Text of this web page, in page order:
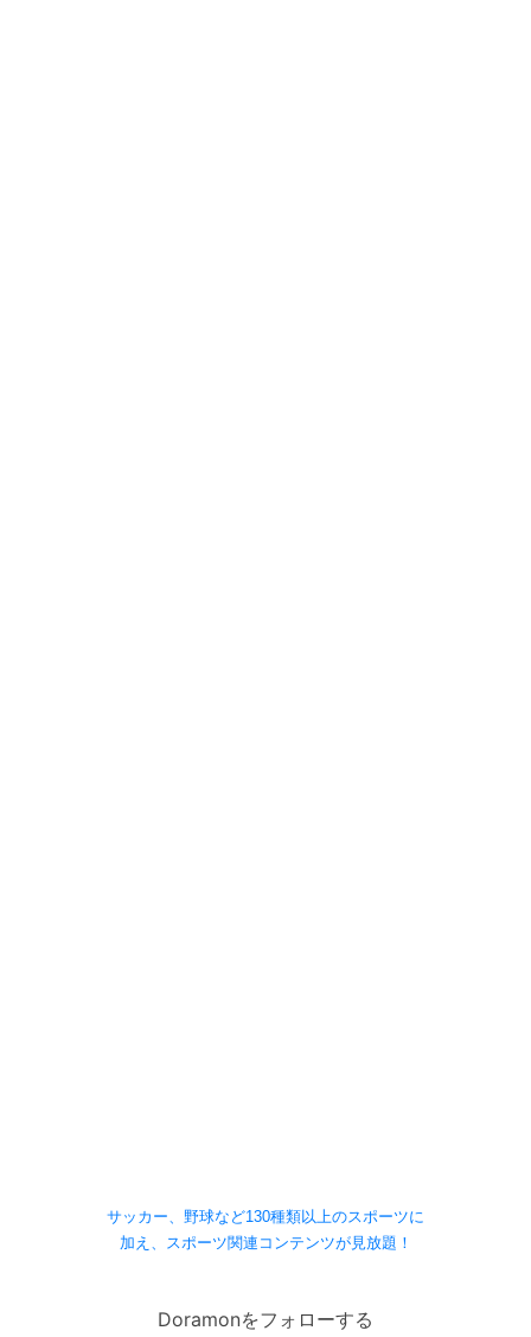
サッカー、野球など130種類以上のスポーツに
加え、スポーツ関連コンテンツが見放題！
Doramonをフォローする